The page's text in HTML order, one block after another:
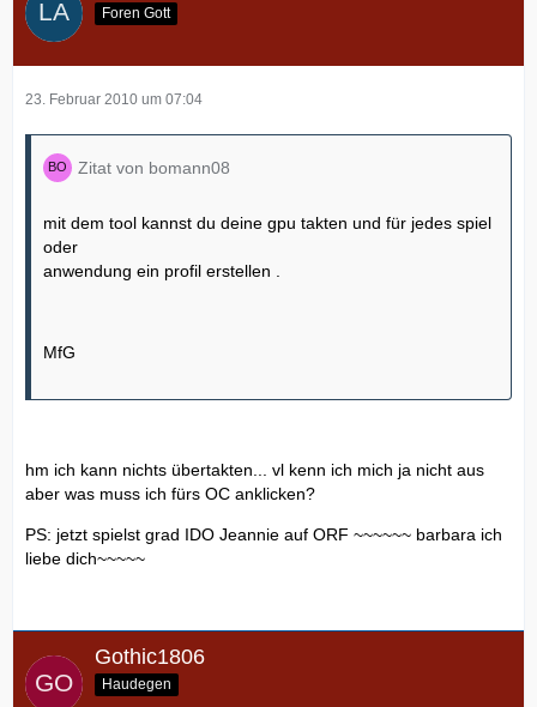
Foren Gott
23. Februar 2010 um 07:04
Zitat von bomann08
mit dem tool kannst du deine gpu takten und für jedes spiel
oder
anwendung ein profil erstellen .
MfG
hm ich kann nichts übertakten... vl kenn ich mich ja nicht aus
aber was muss ich fürs OC anklicken?
PS: jetzt spielst grad IDO Jeannie auf ORF ~~~~~~ barbara ich
liebe dich~~~~~
Gothic1806
Haudegen